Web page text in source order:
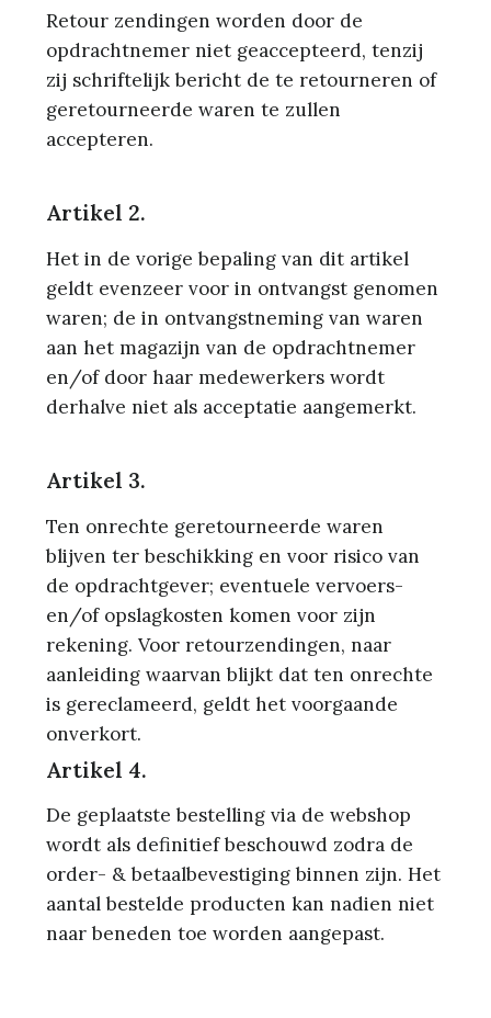
Retour zendingen worden door de
opdrachtnemer niet geaccepteerd, tenzij
zij schriftelijk bericht de te retourneren of
geretourneerde waren te zullen
accepteren.
Artikel 2.
Het in de vorige bepaling van dit artikel
geldt evenzeer voor in ontvangst genomen
waren; de in ontvangstneming van waren
aan het magazijn van de opdrachtnemer
en/of door haar medewerkers wordt
derhalve niet als acceptatie aangemerkt.
Artikel 3.
Ten onrechte geretourneerde waren
blijven ter beschikking en voor risico van
de opdrachtgever; eventuele vervoers-
en/of opslagkosten komen voor zijn
rekening. Voor retourzendingen, naar
aanleiding waarvan blijkt dat ten onrechte
is gereclameerd, geldt het voorgaande
onverkort.
Artikel 4.
De geplaatste bestelling via de webshop
wordt als definitief beschouwd zodra de
order- & betaalbevestiging binnen zijn. Het
aantal bestelde producten kan nadien niet
naar beneden toe worden aangepast.